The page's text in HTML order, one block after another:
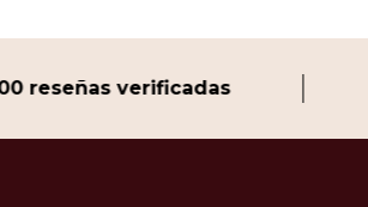
verificadas